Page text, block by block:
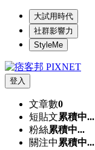
大試用時代
社群影響力
StyleMe
登入
文章數0
短貼文累積中...
粉絲累積中...
關注中 累積中...